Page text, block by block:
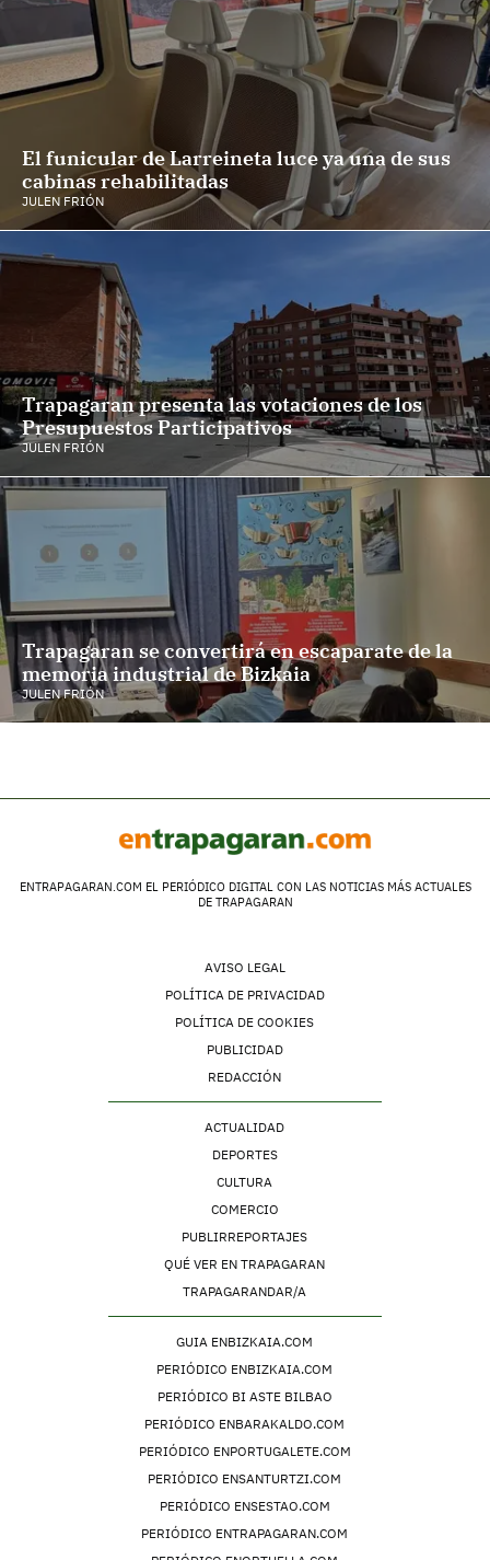
El funicular de Larreineta luce ya una de sus
cabinas rehabilitadas
JULEN FRIÓN
Trapagaran presenta las votaciones de los
Presupuestos Participativos
JULEN FRIÓN
Trapagaran se convertirá en escaparate de la
memoria industrial de Bizkaia
JULEN FRIÓN
ENTRAPAGARAN.COM EL PERIÓDICO DIGITAL CON LAS NOTICIAS MÁS ACTUALES
DE TRAPAGARAN
AVISO LEGAL
POLÍTICA DE PRIVACIDAD
POLÍTICA DE COOKIES
PUBLICIDAD
REDACCIÓN
ACTUALIDAD
DEPORTES
CULTURA
COMERCIO
PUBLIRREPORTAJES
QUÉ VER EN TRAPAGARAN
TRAPAGARANDAR/A
GUIA ENBIZKAIA.COM
PERIÓDICO ENBIZKAIA.COM
PERIÓDICO BI ASTE BILBAO
PERIÓDICO ENBARAKALDO.COM
PERIÓDICO ENPORTUGALETE.COM
PERIÓDICO ENSANTURTZI.COM
PERIÓDICO ENSESTAO.COM
PERIÓDICO ENTRAPAGARAN.COM